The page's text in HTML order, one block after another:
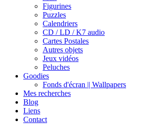
Figurines
Puzzles
Calendriers
CD / LD / K7 audio
Cartes Postales
Autres objets
Jeux vidéos
Peluches
Goodies
Fonds d'écran || Wallpapers
Mes recherches
Blog
Liens
Contact